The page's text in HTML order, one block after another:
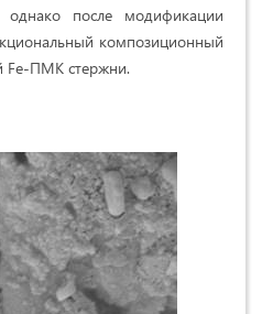
однако после модификации
композиционный
Fe-ПМК стержни.